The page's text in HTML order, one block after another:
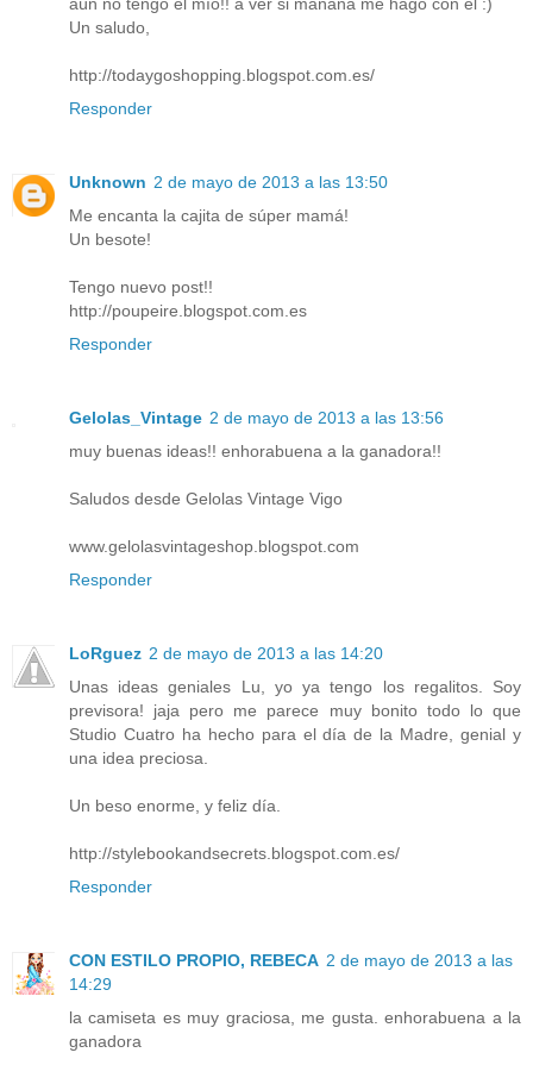
aún no tengo el mío!! a ver si mañana me hago con él :)
Un saludo,
http://todaygoshopping.blogspot.com.es/
Responder
Unknown 2 de mayo de 2013 a las 13:50
Me encanta la cajita de súper mamá!
Un besote!
Tengo nuevo post!!
http://poupeire.blogspot.com.es
Responder
Gelolas_Vintage 2 de mayo de 2013 a las 13:56
muy buenas ideas!! enhorabuena a la ganadora!!
Saludos desde Gelolas Vintage Vigo
www.gelolasvintageshop.blogspot.com
Responder
LoRguez 2 de mayo de 2013 a las 14:20
Unas ideas geniales Lu, yo ya tengo los regalitos. Soy
previsora! jaja pero me parece muy bonito todo lo que
Studio Cuatro ha hecho para el día de la Madre, genial y
una idea preciosa.
Un beso enorme, y feliz día.
http://stylebookandsecrets.blogspot.com.es/
Responder
CON ESTILO PROPIO, REBECA 2 de mayo de 2013 a las
14:29
la camiseta es muy graciosa, me gusta. enhorabuena a la
ganadora